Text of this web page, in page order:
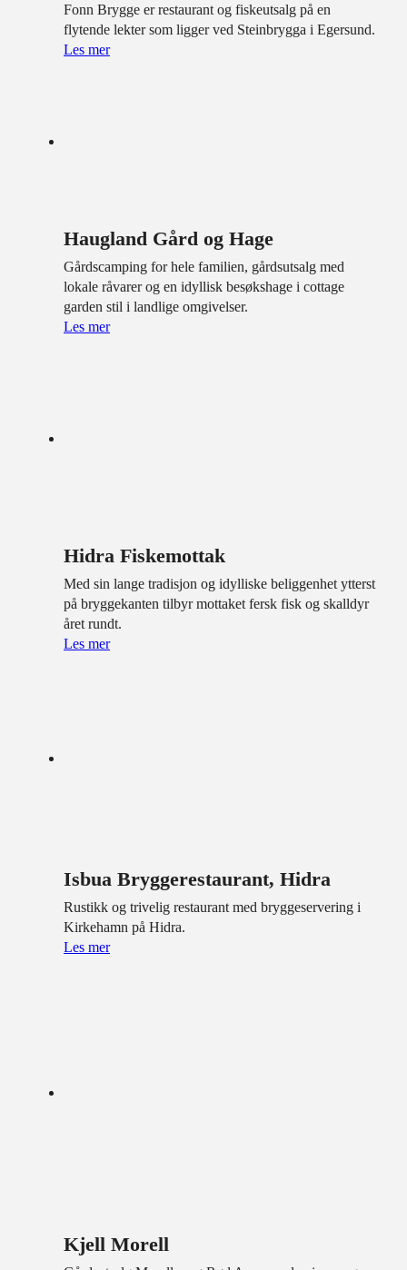
Fonn Brygge er restaurant og fiskeutsalg på en
flytende lekter som ligger ved Steinbrygga i Egersund.
Les mer
Haugland Gård og Hage
Gårdscamping for hele familien, gårdsutsalg med
lokale råvarer og en idyllisk besøkshage i cottage
garden stil i landlige omgivelser.
Les mer
Hidra Fiskemottak
Med sin lange tradisjon og idylliske beliggenhet ytterst
på bryggekanten tilbyr mottaket fersk fisk og skalldyr
året rundt.
Les mer
Isbua Bryggerestaurant, Hidra
Rustikk og trivelig restaurant med bryggeservering i
Kirkehamn på Hidra.
Les mer
Kjell Morell